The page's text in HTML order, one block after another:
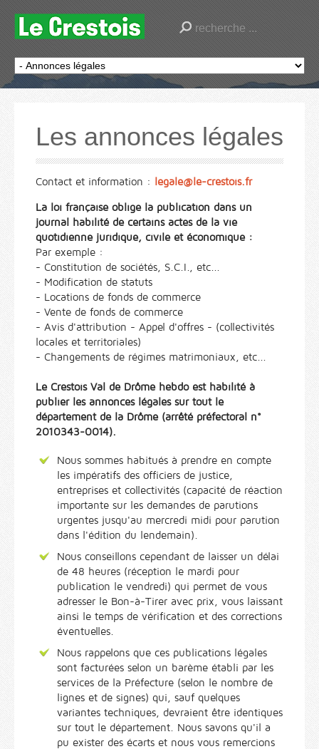
Les annonces légales
Contact et information : legale@le-crestois.fr
La loi française oblige la publication dans un
journal habilité de certains actes de la vie
quotidienne juridique, civile et économique :
Par exemple :
- Constitution de sociétés, S.C.I., etc...
- Modification de statuts
- Locations de fonds de commerce
- Vente de fonds de commerce
- Avis d'attribution - Appel d'offres - (collectivités
locales et territoriales)
- Changements de régimes matrimoniaux, etc...
Le Crestois Val de Drôme hebdo est habilité à
publier les annonces légales sur tout le
département de la Drôme (arrêté préfectoral n°
2010343-0014).
Nous sommes habitués à prendre en compte
les impératifs des officiers de justice,
entreprises et collectivités (capacité de réaction
importante sur les demandes de parutions
urgentes jusqu'au mercredi midi pour parution
dans l'édition du lendemain).
Nous conseillons cependant de laisser un délai
de 48 heures (réception le mardi pour
publication le vendredi) qui permet de vous
adresser le Bon-à-Tirer avec prix, vous laissant
ainsi le temps de vérification et des corrections
éventuelles.
Nous rappelons que ces publications légales
sont facturées selon un barème établi par les
services de la Préfecture (selon le nombre de
lignes et de signes) qui, sauf quelques
variantes techniques, devraient être identiques
sur tout le département. Nous savons qu'il a
pu exister des écarts et nous vous remercions